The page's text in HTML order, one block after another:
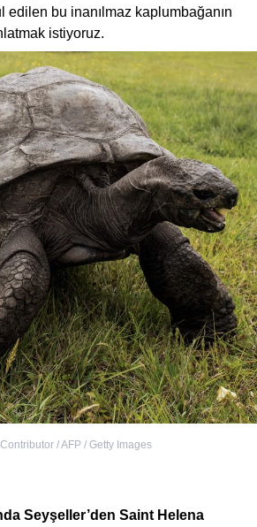
edilen bu inanılmaz kaplumbağanın
istiyoruz.
/ AFP / Getty Images
Seyşeller’den Saint Helena